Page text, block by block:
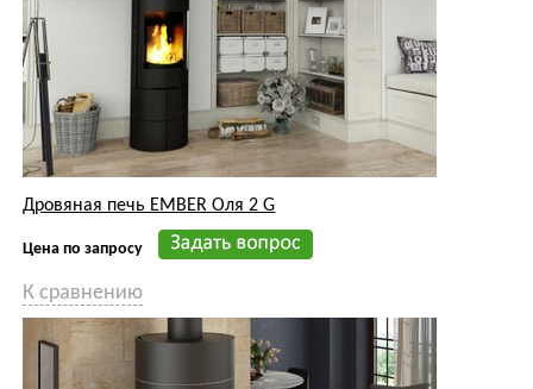
Дровяная печь EMBER Оля 2 G
Цена по запросу
К сравнению